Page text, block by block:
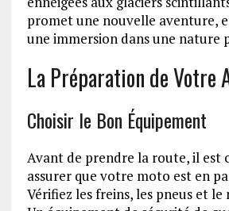
promet une nouvelle aventure,
une immersion dans une nature
La Préparation de Votre
Choisir le Bon Équipement
Avant de prendre la route, il est
assurer que votre moto est en
Vérifiez les freins, les pneus et le